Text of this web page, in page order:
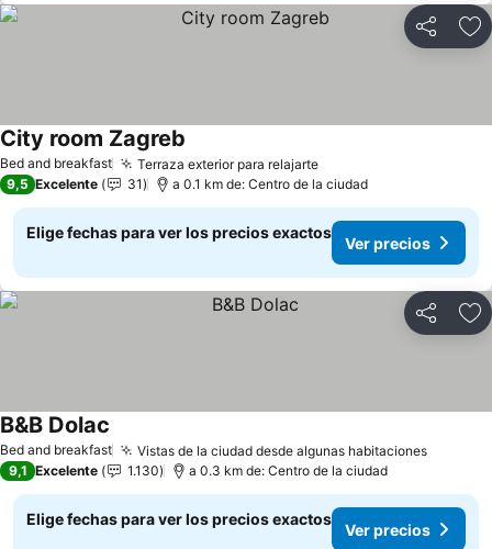
Compartir
Bed and breakfast Terraza exterior para relajarte
City room Zagreb
9,5 Excelente 31 a 0.1 km de: Centro de la ciudad
Elige fechas para ver los precios exactos
Ver precios
Compartir
Bed and breakfast Vistas de la ciudad desde algunas habitaciones
B&B Dolac
9,1 Excelente 1.130 a 0.3 km de: Centro de la ciudad
Elige fechas para ver los precios exactos
Ver precios